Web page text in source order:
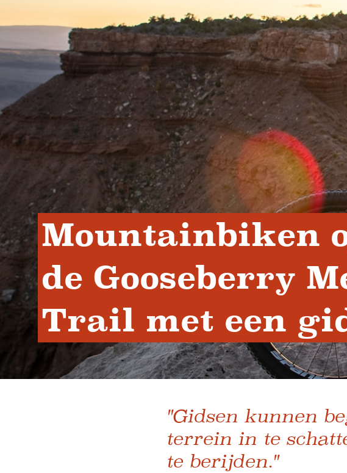
Mountainbiken
de Gooseberry
Trail met een
"Gidsen kunnen
terrein in te
te berijden."